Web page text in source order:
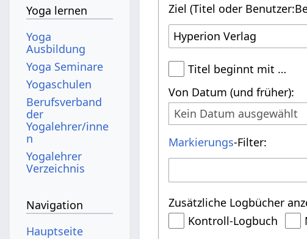
Ziel (Titel oder
Titel beginnt mit …
Von Datum (und früher):
Kein Datum ausgewählt
Markierungs-Filter:
Zusätzliche Logbücher
Kontroll-Logbuch
Yoga lernen
Yoga
Ausbildung
Yoga Seminare
Yogaschulen
Berufsverband
der
Yogalehrer/inne
n
Yogalehrer
Verzeichnis
Navigation
Hauptseite